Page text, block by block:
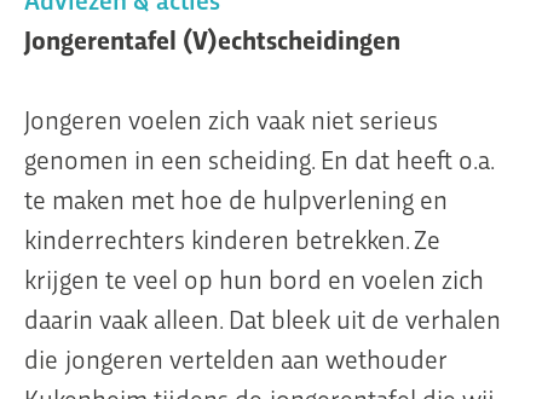
Contact
Jongerentafel (V)echtscheidingen
Jongeren voelen zich vaak niet serieus
genomen in een scheiding. En dat heeft o.a.
te maken met hoe de hulpverlening en
kinderrechters kinderen betrekken. Ze
krijgen te veel op hun bord en voelen zich
daarin vaak alleen. Dat bleek uit de verhalen
die jongeren vertelden aan wethouder